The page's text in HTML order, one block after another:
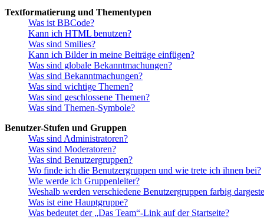
Textformatierung und Thementypen
Was ist BBCode?
Kann ich HTML benutzen?
Was sind Smilies?
Kann ich Bilder in meine Beiträge einfügen?
Was sind globale Bekanntmachungen?
Was sind Bekanntmachungen?
Was sind wichtige Themen?
Was sind geschlossene Themen?
Was sind Themen-Symbole?
Benutzer-Stufen und Gruppen
Was sind Administratoren?
Was sind Moderatoren?
Was sind Benutzergruppen?
Wo finde ich die Benutzergruppen und wie trete ich ihnen bei?
Wie werde ich Gruppenleiter?
Weshalb werden verschiedene Benutzergruppen farbig
Was ist eine Hauptgruppe?
Was bedeutet der „Das Team“-Link auf der Startseite?